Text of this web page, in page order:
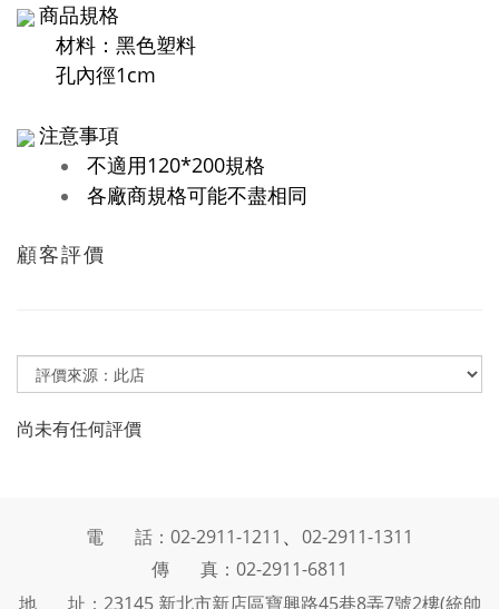
商品規格
材料：黑色塑料
孔內徑1cm
注意事項
不適用120*200規格
各廠商規格可能不盡相同
顧客評價
尚未有任何評價
電 話：02-2911-1211 、 02-2911-1311
傳 真：02-2911-6811
地 址：23145 新北市新店區寶興路45巷8弄7號2樓(統帥